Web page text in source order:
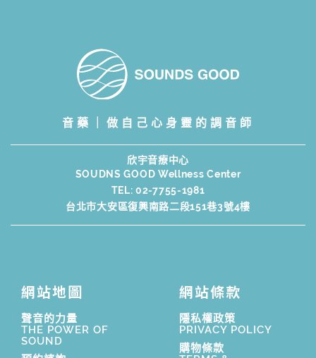
音藥｜做自己心身靈的調音師
欣宇音療中心
SOUDNS GOOD Wellness Center
TEL:02-7755-1981
台北市大安區復興南路二段151巷3號4樓
網站地圖
聲音的力量
THE POWER OF
SOUND
網站條款
隱私權政策
PRIVACY POLICY
購物條款